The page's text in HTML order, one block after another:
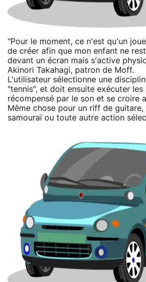
"Pour le moment, ce n'est qu'un
de créer afin que mon enfant ne
devant un écran mais s'active
Akinori Takahagi, patron de Moff.
L'utilisateur sélectionne une
"tennis", et doit ensuite exécuter
récompensé par le son et se croire
Même chose pour un riff de
samouraï ou toute autre action